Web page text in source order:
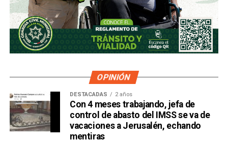
OPINIÓN
DESTACADAS 2 años
Con 4 meses trabajando, jefa de
control de abasto del IMSS se va de
vacaciones a Jerusalén, echando
mentiras